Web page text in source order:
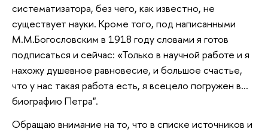
систематизатора, без чего, как известно, не
существует науки. Кроме того, под написанными
М.М.Богословским в 1918 году словами я готов
подписаться и сейчас: «Только в научной работе и я
нахожу душевное равновесие, и большое счастье,
что у нас такая работа есть, я всецело погружен в...
биографию Петра".
Обращаю внимание на то, что в списке источников и